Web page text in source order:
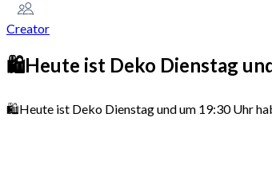
Creator
🛍️Heute ist Deko Dienstag
🛍️Heute ist Deko Dienstag und um 19:30 Uhr